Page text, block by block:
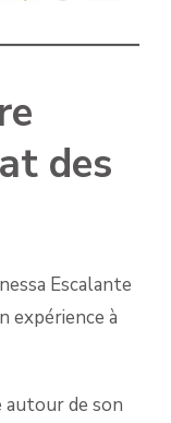
des
Escalante
expérience à
de son